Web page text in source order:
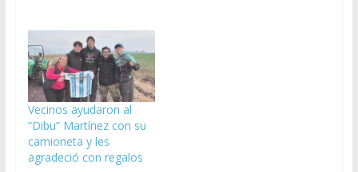
Vecinos ayudaron al
“Dibu” Martínez con su
camioneta y les
agradeció con regalos